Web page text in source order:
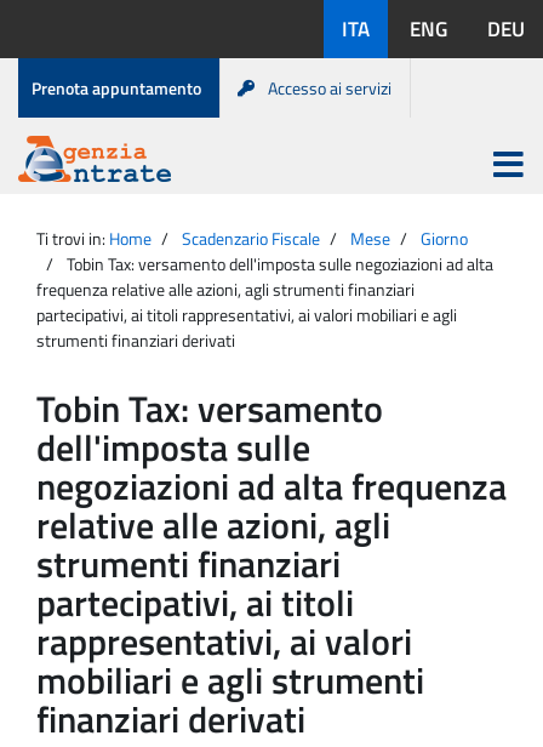
contenuto
disponibili:
ITA ENG DEU
Menu
di
servizio
Prenota appuntamento Accesso ai servizi
Agenzia
Entrate
Apri
menu
principale
Ti trovi in: Home Scadenzario Fiscale Mese
Giorno
Tobin Tax: versamento dell'imposta sulle negoziazioni ad alta
frequenza relative alle azioni, agli strumenti finanziari
partecipativi, ai titoli rappresentativi, ai valori mobiliari e agli
strumenti finanziari derivati
Tobin Tax: versamento
dell'imposta sulle
negoziazioni ad alta frequenza
relative alle azioni, agli
strumenti finanziari
partecipativi, ai titoli
rappresentativi, ai valori
mobiliari e agli strumenti
finanziari derivati